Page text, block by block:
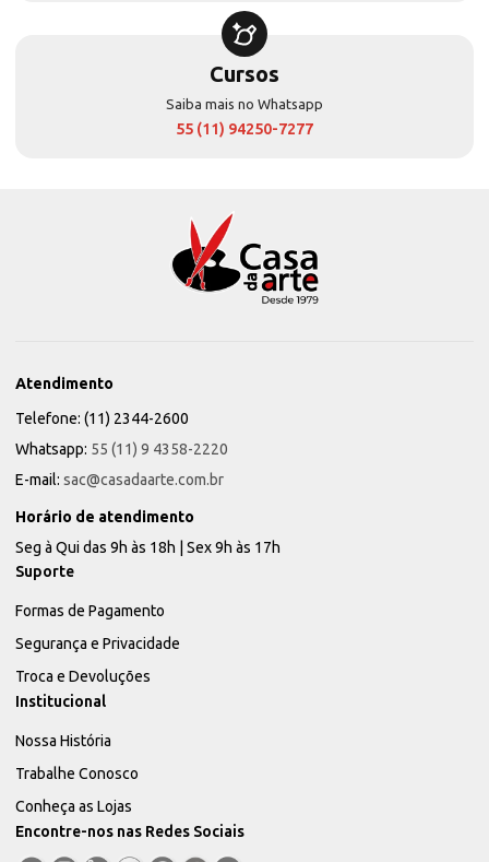
Cursos
Saiba mais no Whatsapp
55 (11) 94250-7277
Atendimento
Telefone: (11) 2344-2600
Whatsapp: 55 (11) 9 4358-2220
E-mail: sac@casadaarte.com.br
Horário de atendimento
Seg à Qui das 9h às 18h | Sex 9h às 17h
Suporte
Formas de Pagamento
Segurança e Privacidade
Troca e Devoluções
Institucional
Nossa História
Trabalhe Conosco
Conheça as Lojas
Encontre-nos nas Redes Sociais